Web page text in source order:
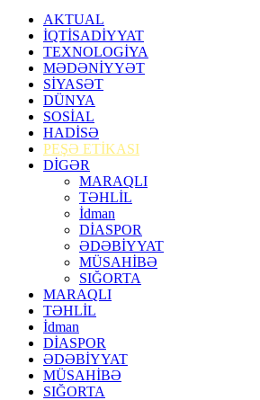
AKTUAL
İQTİSADİYYAT
TEXNOLOGİYA
MƏDƏNİYYƏT
SİYASƏT
DÜNYA
SOSİAL
HADİSƏ
PEŞƏ ETİKASI
DİGƏR
MARAQLI
TƏHLİL
İdman
DİASPOR
ƏDƏBİYYAT
MÜSAHİBƏ
SIĞORTA
MARAQLI
TƏHLİL
İdman
DİASPOR
ƏDƏBİYYAT
MÜSAHİBƏ
SIĞORTA